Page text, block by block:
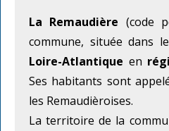
La Remaudière (code
commune, située dans le
Loire-Atlantique en
Ses habitants sont
les Remaudièroises.
La territoire de la